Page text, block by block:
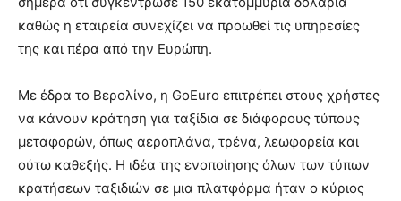
καθώς η εταιρεία συνεχίζει να προωθεί τις υπηρεσίες
της και πέρα ​​από την Ευρώπη.
Με έδρα το Βερολίνο, η GoEuro επιτρέπει στους χρήστες
να κάνουν κράτηση για ταξίδια σε διάφορους τύπους
μεταφορών, όπως αεροπλάνα, τρένα, λεωφορεία και
ούτω καθεξής. Η ιδέα της ενοποίησης όλων των τύπων
κρατήσεων ταξιδιών σε μια πλατφόρμα ήταν ο κύριος